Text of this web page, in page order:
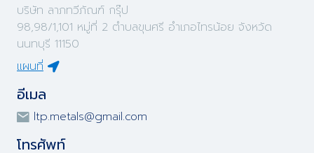
บริษัท ลาภทวีภัณฑ์ กรุ๊ป
98,98/1,101 หมู่ที่ 2 ตำบลขุนศรี อำเภอไทรน้อย จังหวัด
นนทบุรี 11150
แผนที่
อีเมล
ltp.metals@gmail.com
โทรศัพท์